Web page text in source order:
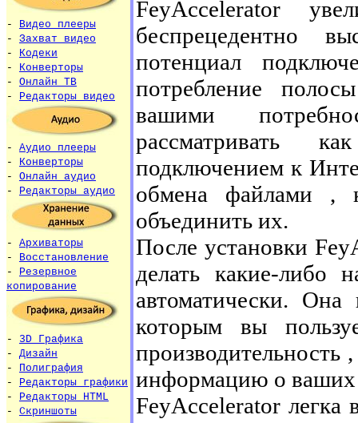
- Видео плееры
- Захват видео
- Кодеки
- Конверторы
- Онлайн ТВ
- Редакторы видео
- Аудио плееры
- Конверторы
- Онлайн аудио
- Редакторы аудио
- Архиваторы
- Восстановление
- Резервное
копирование
- 3D Графика
- Дизайн
- Полиграфия
- Редакторы графики
- Редакторы HTML
- Скриншоты
FeyAccelerator
беспрецедентно
потенциал
потребление
вашими
рассматривать
подключением к
обмена файлами ,
объединить их.
После установки
делать какие-либо
автоматически.
которым вы
производительность
информацию о ваших
FeyAccelerator легка